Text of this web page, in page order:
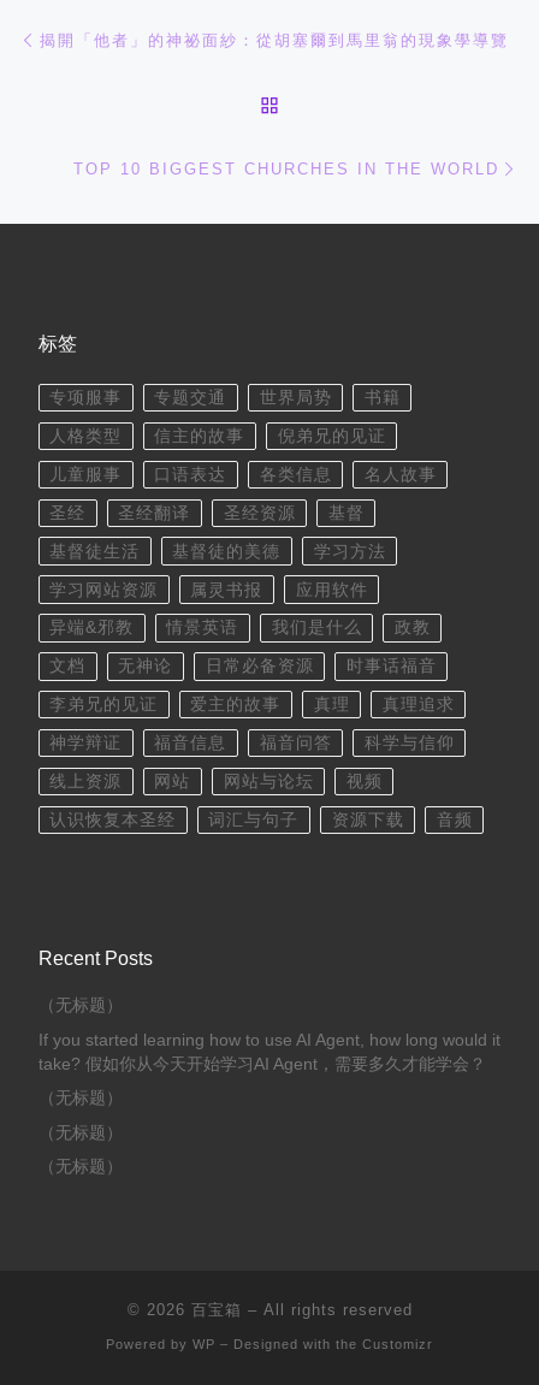
文章导航
揭開「他者」的神祕面紗：從胡塞爾到馬里翁的現象學導覽
TOP 10 BIGGEST CHURCHES IN THE WORLD
标签
专项服事 专题交通 世界局势 书籍
人格类型 信主的故事 倪弟兄的见证
儿童服事 口语表达 各类信息 名人故事
圣经 圣经翻译 圣经资源 基督
基督徒生活 基督徒的美德 学习方法
学习网站资源 属灵书报 应用软件
异端&邪教 情景英语 我们是什么 政教
文档 无神论 日常必备资源 时事话福音
李弟兄的见证 爱主的故事 真理 真理追求
神学辩证 福音信息 福音问答 科学与信仰
线上资源 网站 网站与论坛 视频
认识恢复本圣经 词汇与句子 资源下载 音频
Recent Posts
（无标题）
If you started learning how to use AI Agent, how long would it
take? 假如你从今天开始学习AI Agent，需要多久才能学会？
（无标题）
（无标题）
（无标题）
© 2026 百宝箱 – All rights reserved
Powered by WP – Designed with the Customizr